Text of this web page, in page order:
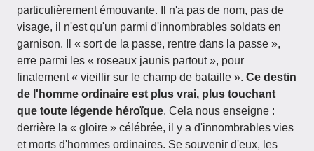
particulièrement émouvante. Il n'a pas de nom, pas de
visage, il n'est qu'un parmi d'innombrables soldats en
garnison. Il « sort de la passe, rentre dans la passe »,
erre parmi les « roseaux jaunis partout », pour
finalement « vieillir sur le champ de bataille ». Ce destin
de l'homme ordinaire est plus vrai, plus touchant
que toute légende héroïque. Cela nous enseigne :
derrière la « gloire » célébrée, il y a d'innombrables vies
et morts d'hommes ordinaires. Se souvenir d'eux, les